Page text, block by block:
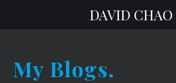
DAVID CHAO
My Blogs.